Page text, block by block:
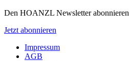
Den HOANZL Newsletter abonnieren
Jetzt abonnieren
Impressum
AGB